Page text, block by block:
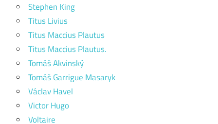
Stephen King
Titus Livius
Titus Maccius Plautus
Titus Maccius Plautus.
Tomáš Akvinský
Tomáš Garrigue Masaryk
Václav Havel
Victor Hugo
Voltaire